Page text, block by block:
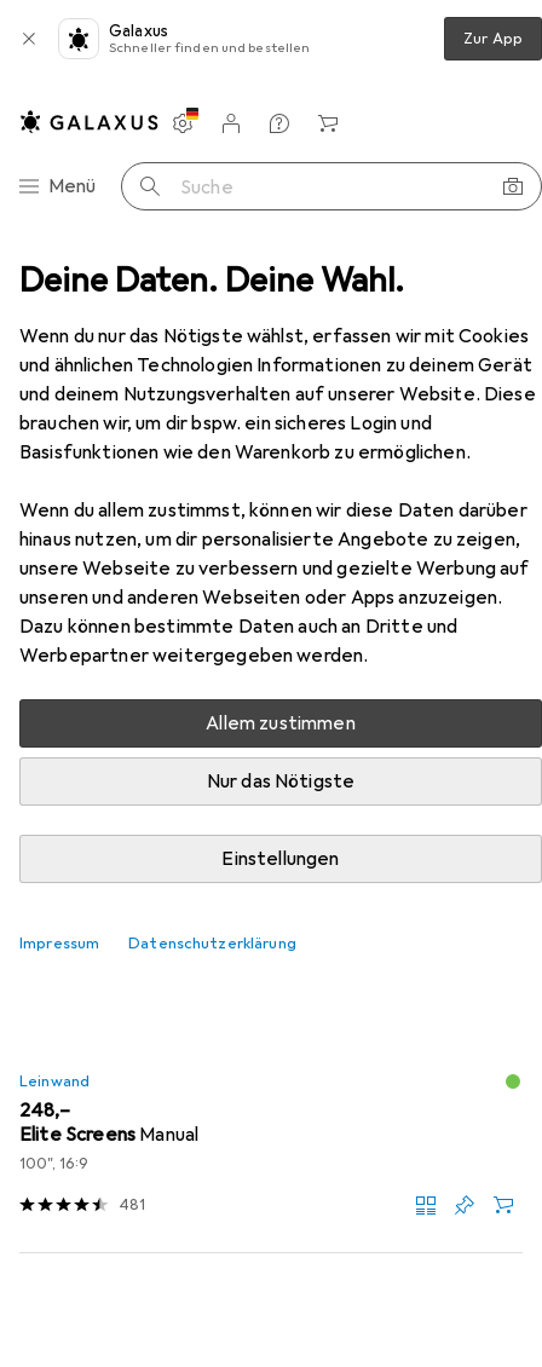
Deine Daten. Deine Wahl.
Wenn du nur das Nötigste wählst, erfassen wir mit Cookies
und ähnlichen Technologien Informationen zu deinem Gerät
und deinem Nutzungsverhalten auf unserer Website. Diese
brauchen wir, um dir bspw. ein sicheres Login und
Basisfunktionen wie den Warenkorb zu ermöglichen.
Wenn du allem zustimmst, können wir diese Daten darüber
hinaus nutzen, um dir personalisierte Angebote zu zeigen,
unsere Webseite zu verbessern und gezielte Werbung auf
unseren und anderen Webseiten oder Apps anzuzeigen.
Dazu können bestimmte Daten auch an Dritte und
Werbepartner weitergegeben werden.
Allem zustimmen
Nur das Nötigste
Einstellungen
Impressum Datenschutzerklärung
Galaxus
Schneller finden und bestellen Zur App
Navigation nach Kategorien
Menü Suche
Einstellungen
Kundenkonto
Vergleichslisten
Merklisten
Warenkorb
Beamer + Leinwände Beamer NEC Sharp P721Q
NEC Sharp P721Q
Full HD, 7200 lm, 1.25 - 2:1
Zubehör für NEC Sharp P721Q
Hier findest du passendes Zubehör zum Produkt NEC
Sharp P721Q aus der Kategorie Leinwand.
Relevanz
Produktliste
−13%
EUR
Elite ScreensYard Master 2
Leinwand
EUR
248,–
Elite Screens Manual
100", 16:9
481